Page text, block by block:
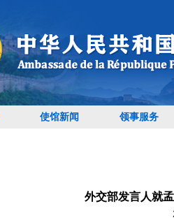
使馆新闻 领事服务
外交部发言人就